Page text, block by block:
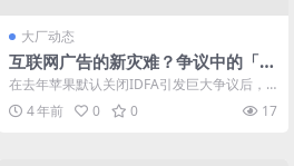
大厂动态
​互联网广告的新灾难？争议中的「谷
歌隐私沙盒」来了
在去年苹果默认关闭IDFA引发巨大争议后，
今年谷歌又带来了一次的“冲击”。 近日...
4 年前 0 0 17